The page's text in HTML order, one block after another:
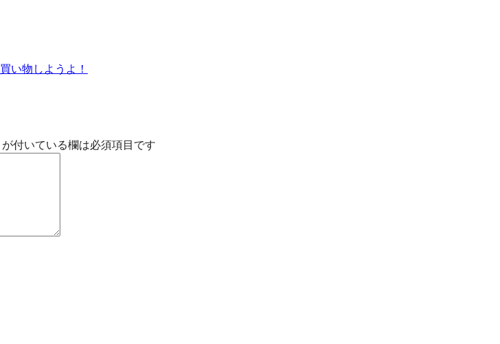
買い物しようよ！
が付いている欄は必須項目です